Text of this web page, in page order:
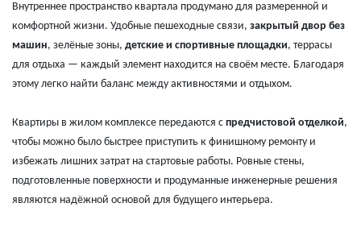
Внутреннее пространство квартала продумано для размеренной и
комфортной жизни. Удобные пешеходные связи, закрытый двор без
машин, зелёные зоны, детские и спортивные площадки, террасы
для отдыха — каждый элемент находится на своём месте. Благодаря
этому легко найти баланс между активностями и отдыхом.
Квартиры в жилом комплексе передаются с предчистовой отделкой,
чтобы можно было быстрее приступить к финишному ремонту и
избежать лишних затрат на стартовые работы. Ровные стены,
подготовленные поверхности и продуманные инженерные решения
являются надёжной основой для будущего интерьера.